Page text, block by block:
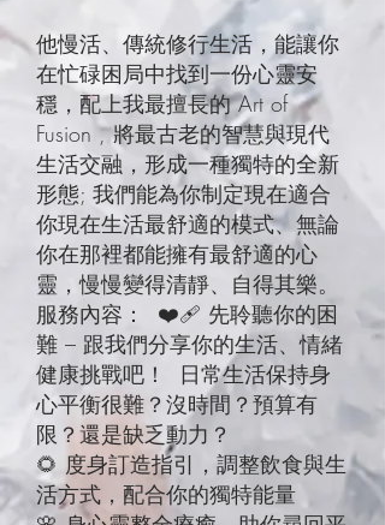
他慢活、傳統修行生活，能讓你
在忙碌困局中找到一份心靈安
穩，配上我最擅長的 Art of
Fusion , 將最古老的智慧與現代
生活交融，形成一種獨特的全新
形態; 我們能為你制定現在適合
你現在生活最舒適的模式、無論
你在那裡都能擁有最舒適的心
靈，慢慢變得清靜、自得其樂。
服務內容： ❤️‍🩹 先聆聽你的困
難 – 跟我們分享你的生活、情緒
健康挑戰吧！ 日常生活保持身
心平衡很難？沒時間？預算有
限？還是缺乏動力？
🌻 度身訂造指引，調整飲食與生
活方式，配合你的獨特能量